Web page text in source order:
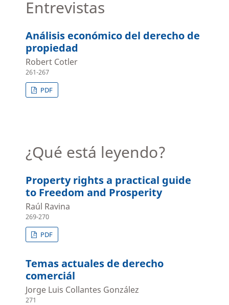
Entrevistas
Análisis económico del derecho de
propiedad
Robert Cotler
261-267
PDF
¿Qué está leyendo?
Property rights a practical guide
to Freedom and Prosperity
Raúl Ravina
269-270
PDF
Temas actuales de derecho
comerciál
Jorge Luis Collantes González
271